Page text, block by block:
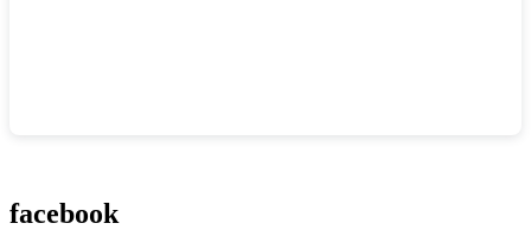
facebook